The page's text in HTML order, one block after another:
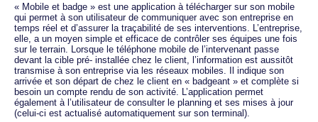
« Mobile et badge » est une application à télécharger sur son mobile
qui permet à son utilisateur de communiquer avec son entreprise en
temps réel et d’assurer la traçabilité de ses interventions. L’entreprise,
elle, a un moyen simple et efficace de contrôler ses équipes une fois
sur le terrain. Lorsque le téléphone mobile de l’intervenant passe
devant la cible pré- installée chez le client, l’information est aussitôt
transmise à son entreprise via les réseaux mobiles. Il indique son
arrivée et son départ de chez le client en « badgeant » et complète si
besoin un compte rendu de son activité. L’application permet
également à l’utilisateur de consulter le planning et ses mises à jour
(celui-ci est actualisé automatiquement sur son terminal).